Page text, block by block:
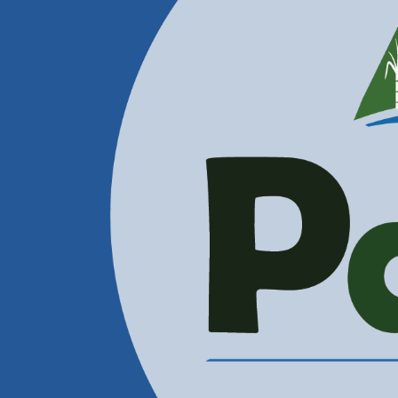
Correos Electrónicos